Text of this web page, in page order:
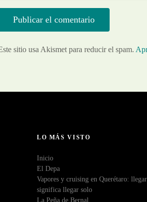
sitio usa Akismet para reducir el spam.
LO MÁS VISTO
Inicio
El Depa
Vapores y cruising en Querétaro:
significa llegar solo
La Peña de Bernal